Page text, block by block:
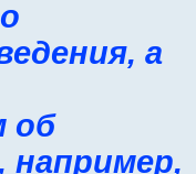
а
об
например,